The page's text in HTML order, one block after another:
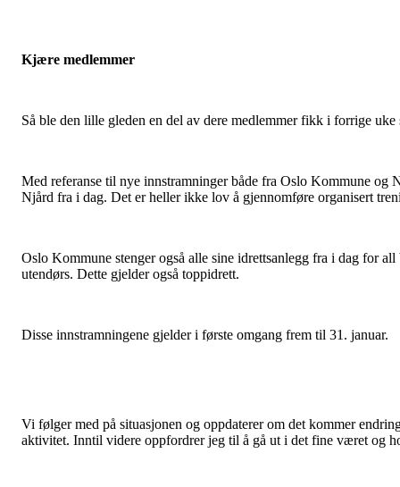
Kjære medlemmer
Så ble den lille gleden en del av dere medlemmer fikk i forrige
Med referanse til nye innstramninger både fra Oslo Kommune og
Njård fra i dag. Det er heller ikke lov å gjennomføre organisert
Oslo Kommune stenger også alle sine idrettsanlegg fra i dag for
utendørs. Dette gjelder også toppidrett.
Disse innstramningene gjelder i første omgang frem til 31. januar.
Vi følger med på situasjonen og oppdaterer om det kommer
aktivitet. Inntil videre oppfordrer jeg til å gå ut i det fine været og